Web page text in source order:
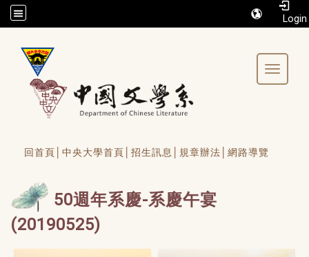
/accesskey"" title="Toolbar">:::
Toggle
回首頁│ 中央大學首頁│ 招生訊息│ 規章辦法│ 網路導覽
50週年系慶-系慶午宴
(20190525)